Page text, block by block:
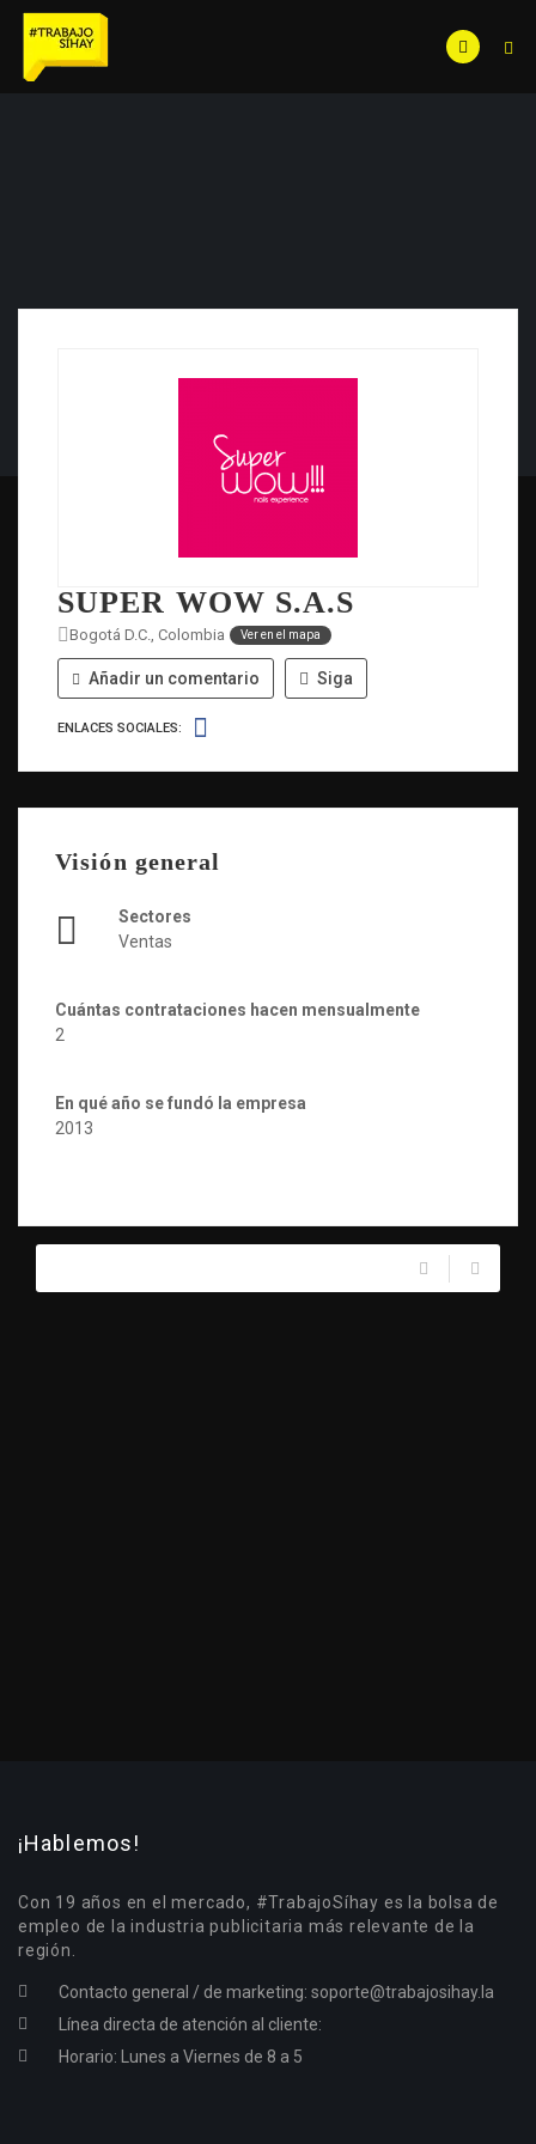
SUPER WOW S.A.S
Bogotá D.C., Colombia Ver en el mapa
Añadir un comentario Siga
ENLACES SOCIALES:
Visión general
Sectores
Ventas
Cuántas contrataciones hacen mensualmente
2
En qué año se fundó la empresa
2013
¡Hablemos!
Con 19 años en el mercado, #TrabajoSíhay es la bolsa de
empleo de la industria publicitaria más relevante de la
región.
Contacto general / de marketing: soporte@trabajosihay.la
Línea directa de atención al cliente:
Horario: Lunes a Viernes de 8 a 5